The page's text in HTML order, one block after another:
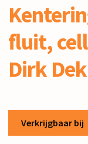
fluit,
Dirk
Verkrijgbaar bij